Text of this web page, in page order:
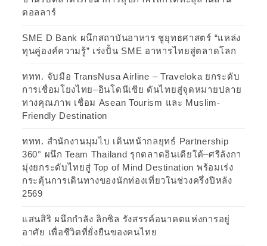
ดอลลาร์
SME D Bank ผนึกสถาบันอาหาร ชูยุทธศาสตร์ “แหล่ง
ทุนคู่องค์ความรู้” เร่งปั้น SME อาหารไทยสู่ตลาดโลก
ททท. จับมือ TransNusa Airline – Traveloka ยกระดับ
การเชื่อมโยงไทย–อินโดนีเซีย ดันไทยสู่จุดหมายปลาย
ทางคุณภาพ เชื่อม Asean Tourism และ Muslim-
Friendly Destination
ททท. สำนักงานมุมไบ เดินหน้ากลยุทธ์ Partnership
360° ผนึก Team Thailand รุกตลาดอินเดียใต้–ศรีลังกา
มุ่งยกระดับไทยสู่ Top of Mind Destination พร้อมเร่ง
กระตุ้นการเดินทางของนักท่องเที่ยวในช่วงครึ่งปีหลัง
2569
แสนสิริ ผนึกกำลัง ลิกซิล รังสรรค์อนาคตแห่งการอยู่
อาศัย เพื่อชีวิตที่ยั่งยืนของคนไทย